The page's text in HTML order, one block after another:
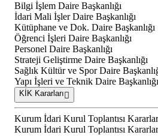
Bilgi İşlem Daire Başkanlığı
İdari Mali İşler Daire Başkanlığı
Kütüphane ve Dok. Daire Başkanlığı
Öğrenci İşleri Daire Başkanlığı
Personel Daire Başkanlığı
Strateji Geliştirme Daire Başkanlığı
Sağlık Kültür ve Spor Daire
Yapı İşleri ve Teknik Daire Başkanlığı
KİK Kararları
Kurum İdari Kurul Toplantısı
Kurum İdari Kurul Toplantısı